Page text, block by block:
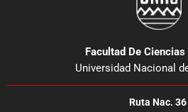
Facultad De
Universidad Nacional
Ruta Nac. 36